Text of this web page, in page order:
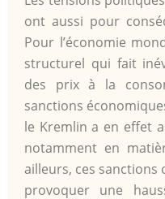
ont aussi pour
Pour l’économie
structurel qui fait
des prix à la
sanctions
le Kremlin a en effet
notamment en
ailleurs, ces
provoquer une